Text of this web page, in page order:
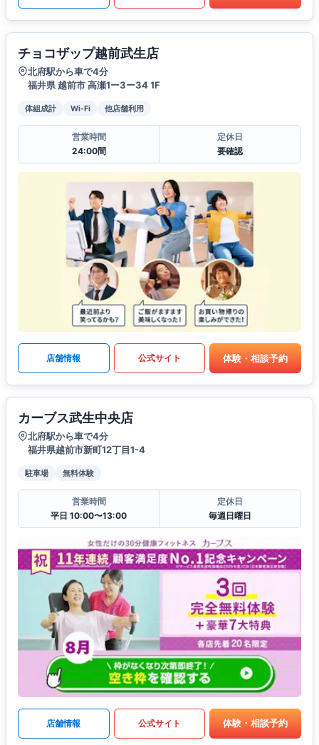
チョコザップ越前武生店
北府駅から車で4分
福井県 越前市 高瀬1ー3ー34 1F
体組成計 Wi-Fi 他店舗利用
営業時間
24:00間
定休日
要確認
店舗情報 公式サイト 体験・相談予約
カーブス武生中央店
北府駅から車で4分
福井県越前市新町12丁目1-4
駐車場 無料体験
営業時間
平日 10:00〜13:00
定休日
毎週日曜日
店舗情報 公式サイト 体験・相談予約